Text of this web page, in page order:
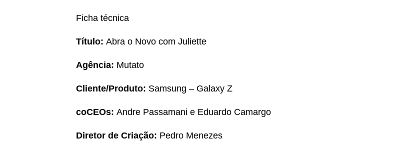
Ficha técnica
Título: Abra o Novo com Juliette
Agência: Mutato
Cliente/Produto: Samsung – Galaxy Z
coCEOs: Andre Passamani e Eduardo Camargo
Diretor de Criação: Pedro Menezes